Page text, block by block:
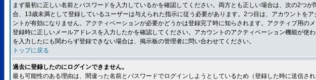
まず最初に正しい名前とパスワードを入力しているかを確認してください。両方とも正しい場合は、次の2つ
合、13歳未満として登録しているユーザーは与えられた指示に従う必要があります。2つ目は、アカウントを
ントが有効になりません。アクティベーションが必要かどうかは登録完了時に知らされます。アクティブ用
登録時に正しいメールアドレスを入力したかを確認してください。アカウントのアクティベーション機能が
を入力したにも関わらず登録できない場合は、掲示板の管理者に問い合わせてください。
トップに戻る
過去に登録したのにログインできません。
最も可能性のある理由は、間違った名前とパスワードでログインしようとしているため（登録した時に送信